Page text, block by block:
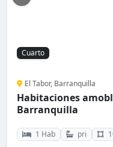
Cuarto
El Tabor, Barranquilla
Habitaciones
Barranquilla
1 Hab pri